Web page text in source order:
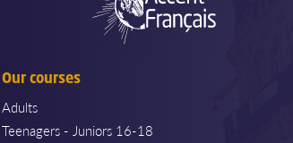
Our courses
Adults
Teenagers - Juniors 16-18